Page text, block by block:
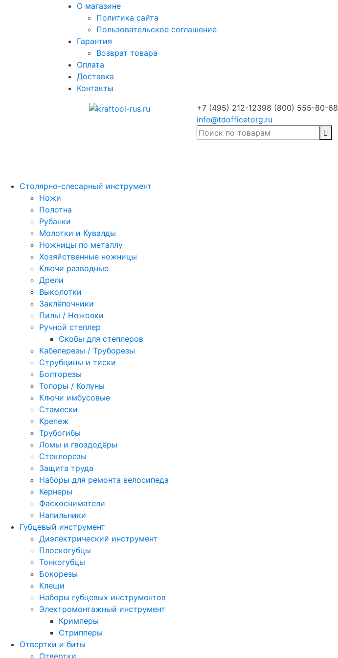
О магазине
Политика сайта
Пользовательское соглашение
Гарантия
Возврат товара
Оплата
Доставка
Контакты
+7 (495) 212-12398 (800) 555-80-68
info@tdofficetorg.ru
Столярно-слесарный инструмент
Ножи
Полотна
Рубанки
Молотки и Кувалды
Ножницы по металлу
Хозяйственные ножницы
Ключи разводные
Дрели
Выколотки
Заклёпочники
Пилы / Ножовки
Ручной степлер
Скобы для степлеров
Кабелерезы / Труборезы
Струбцины и тиски
Болторезы
Топоры / Колуны
Ключи имбусовые
Стамески
Крепеж
Трубогибы
Ломы и гвоздодёры
Стеклорезы
Защита труда
Наборы для ремонта велосипеда
Кернеры
Фаскосниматели
Напильники
Губцевый инструмент
Диэлектрический инструмент
Плоскогубцы
Тонкогубцы
Бокорезы
Клещи
Наборы губцевых инструментов
Электромонтажный инструмент
Кримперы
Стрипперы
Отвертки и биты
Отвертки